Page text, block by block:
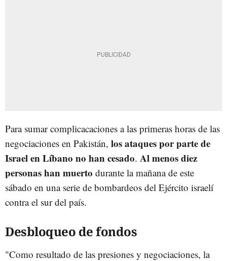
Para sumar complicacaciones a las primeras horas de las
negociaciones en Pakistán, los ataques por parte de
Israel en Líbano no han cesado. Al menos diez
personas han muerto durante la mañana de este
sábado en una serie de bombardeos del Ejército israelí
contra el sur del país.
Desbloqueo de fondos
"Como resultado de las presiones y negociaciones, la